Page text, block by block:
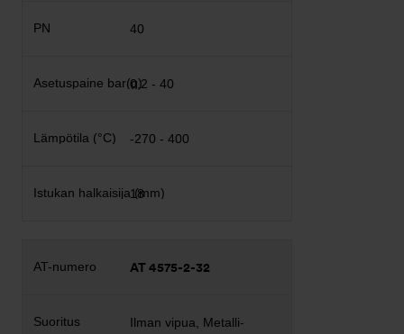
40
0,2 - 40
-270 - 400
18
AT 4575-2-32
Ilman vipua, Metalli-